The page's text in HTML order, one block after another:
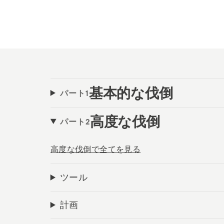
パート1基本的な伐倒
パート2高度な伐倒
高度な伐倒で全てを見る
ツール
計画